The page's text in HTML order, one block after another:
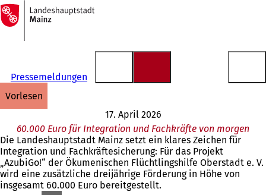
Inhalt anspringen
Zur
Startseite
Pressemeldungen
vorlesen
17. April 2026
60.000 Euro für Integration und Fachkräfte von morgen
Die Landeshauptstadt Mainz setzt ein klares Zeichen für
Integration und Fachkräftesicherung: Für das Projekt
„AzubiGo!“ der Ökumenischen Flüchtlingshilfe Oberstadt e. V.
wird eine zusätzliche dreijährige Förderung in Höhe von
insgesamt 60.000 Euro bereitgestellt.